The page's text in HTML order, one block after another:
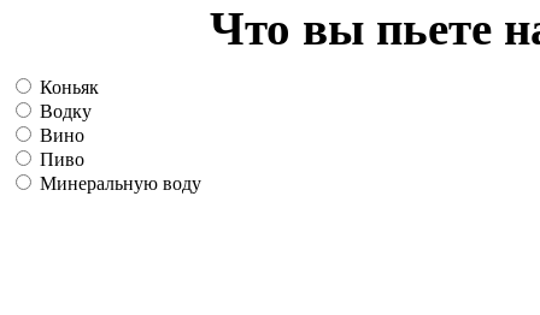
Что вы пьете
Коньяк
Водку
Вино
Пиво
Минеральную воду